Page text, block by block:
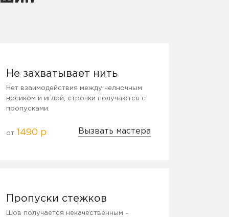
Не захватывает нить
Нет взаимодействия между челночным
носиком и иглой, строчки получаются с
пропусками.
от 1490 р Вызвать мастера
Пропуски стежков
Шов получается некачественным –